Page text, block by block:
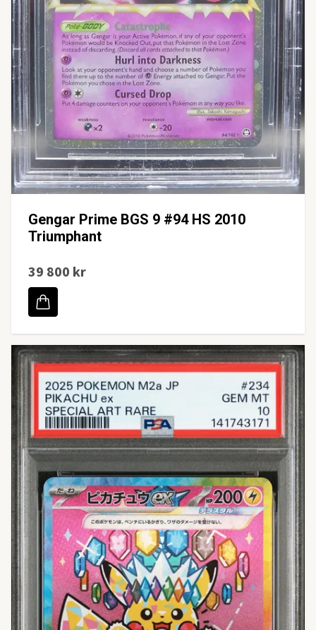
Gengar Prime BGS 9 #94 HS 2010
Triumphant
39 800 kr